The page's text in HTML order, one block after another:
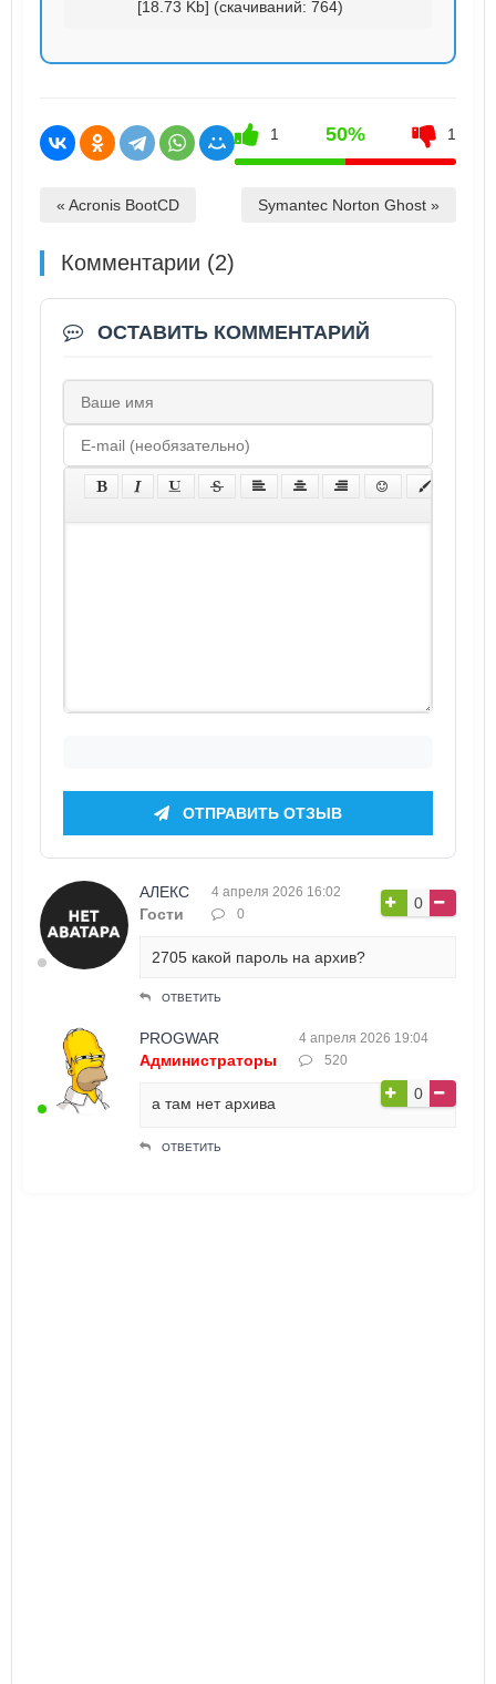
[18.73 Kb] (cкачиваний: 764)
1 50% 1
« Acronis BootCD Symantec Norton Ghost »
Комментарии (2)
ОСТАВИТЬ КОММЕНТАРИЙ
ОТПРАВИТЬ ОТЗЫВ
АЛЕКС
Гости
4 апреля 2026 16:02
0
0
2705 какой пароль на архив?
ОТВЕТИТЬ
PROGWAR
Администраторы
4 апреля 2026 19:04
520
0
а там нет архива
ОТВЕТИТЬ